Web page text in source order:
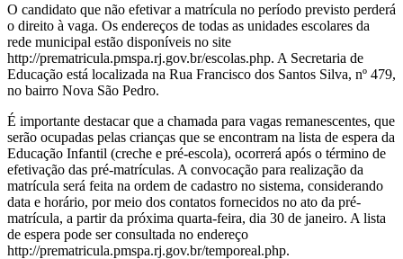
O candidato que não efetivar a matrícula no período previsto perderá
o direito à vaga. Os endereços de todas as unidades escolares da
rede municipal estão disponíveis no site
http://prematricula.pmspa.rj.gov.br/escolas.php. A Secretaria de
Educação está localizada na Rua Francisco dos Santos Silva, nº 479,
no bairro Nova São Pedro.
É importante destacar que a chamada para vagas remanescentes, que
serão ocupadas pelas crianças que se encontram na lista de espera da
Educação Infantil (creche e pré-escola), ocorrerá após o término de
efetivação das pré-matrículas. A convocação para realização da
matrícula será feita na ordem de cadastro no sistema, considerando
data e horário, por meio dos contatos fornecidos no ato da pré-
matrícula, a partir da próxima quarta-feira, dia 30 de janeiro. A lista
de espera pode ser consultada no endereço
http://prematricula.pmspa.rj.gov.br/temporeal.php.